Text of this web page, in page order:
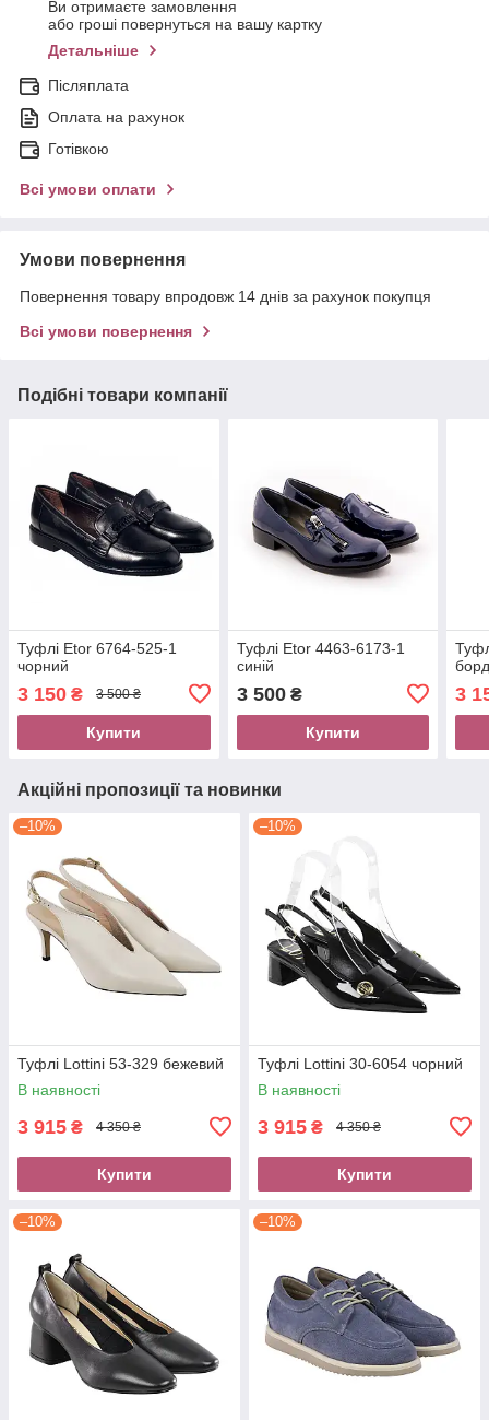
Ви отримаєте замовлення
або гроші повернуться на вашу картку
Детальніше
Післяплата
Оплата на рахунок
Готівкою
Всі умови оплати
Умови повернення
Повернення товару впродовж 14 днів за рахунок покупця
Всі умови повернення
Подібні товари компанії
Туфлі Etor 6764-525-1
чорний
3 150 ₴ 3 500 ₴
Купити
Туфлі Etor 4463-6173-1
синій
3 500₴
Купити
3
Акційні пропозиції та новинки
–10%
Туфлі Lottini 53-329 бежевий
В наявності
3 915 ₴ 4 350 ₴
Купити
–10%
Туфлі Lottini 30-6054 чорний
В наявності
3 915 ₴ 4 350 ₴
Купити
–10% –10%